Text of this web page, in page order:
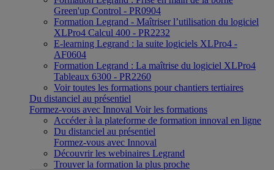
Green'up Control - PR0904
Formation Legrand - Maîtriser l’utilisation du logiciel
XLPro4 Calcul 400 - PR2232
E-learning Legrand : la suite logiciels XLPro4 -
AF0604
Formation Legrand : La maîtrise du logiciel XLPro4
Tableaux 6300 - PR2260
Voir toutes les formations pour chantiers tertiaires
Du distanciel au présentiel
Formez-vous avec Innoval Voir les formations
Accéder à la plateforme de formation innoval en ligne
Du distanciel au présentiel
Formez-vous avec Innoval
Découvrir les webinaires Legrand
Trouver la formation la plus proche